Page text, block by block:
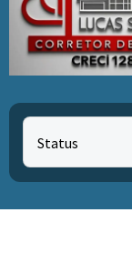
Status